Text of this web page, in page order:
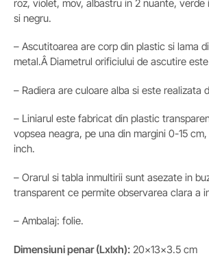
roz, violet, mov, albastru in 2 nuante, verde
si negru.
– Ascutitoarea are corp din plastic si lama
metal.Â Diametrul orificiului de ascutire
– Radiera are culoare alba si este realizata
– Liniarul este fabricat din plastic
vopsea neagra, pe una din margini 0-15
inch.
– Orarul si tabla inmultirii sunt asezate in
transparent ce permite observarea clara a
– Ambalaj: folie.
Dimensiuni penar (Lxlxh): 20x13x3.5 cm